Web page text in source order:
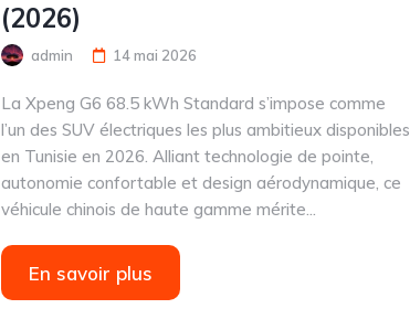
(2026)
admin 14 mai 2026
La Xpeng G6 68.5 kWh Standard s’impose comme
l’un des SUV électriques les plus ambitieux disponibles
en Tunisie en 2026. Alliant technologie de pointe,
autonomie confortable et design aérodynamique, ce
véhicule chinois de haute gamme mérite...
En savoir plus